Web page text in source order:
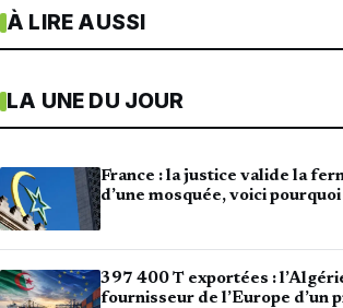
À LIRE AUSSI
LA UNE DU JOUR
France : la justice valide la
d’une mosquée, voici pourquoi
397 400 T exportées :
fournisseur de l’Europe d’un